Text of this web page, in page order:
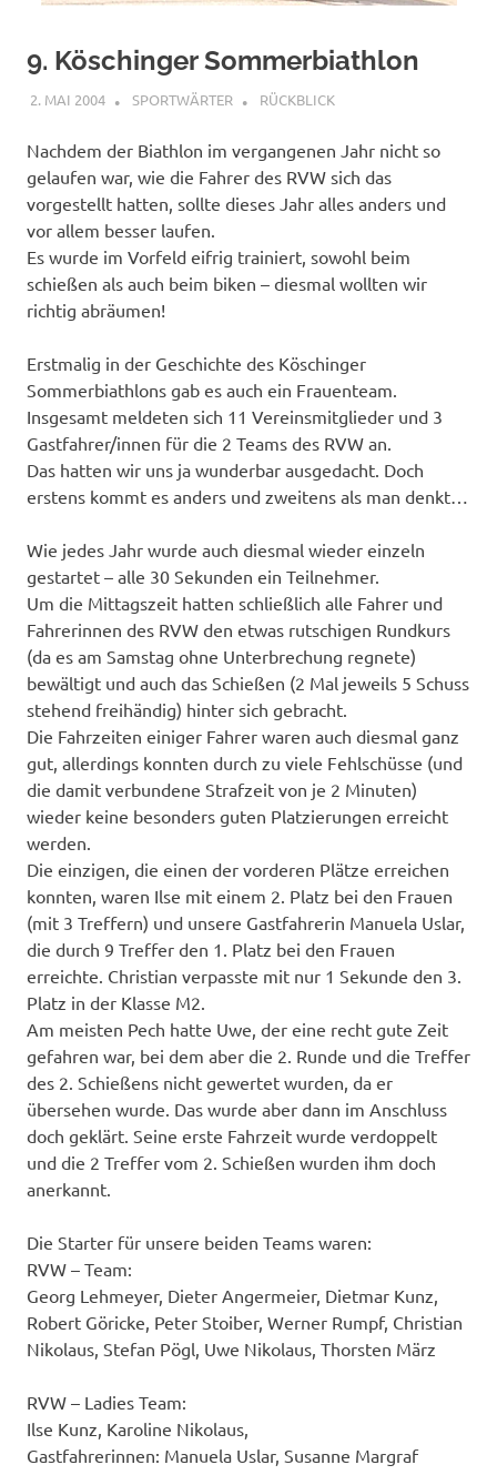
9. Köschinger Sommerbiathlon
2. MAI 2004 SPORTWÄRTER RÜCKBLICK
Nachdem der Biathlon im vergangenen Jahr nicht so
gelaufen war, wie die Fahrer des RVW sich das
vorgestellt hatten, sollte dieses Jahr alles anders und
vor allem besser laufen.
Es wurde im Vorfeld eifrig trainiert, sowohl beim
schießen als auch beim biken – diesmal wollten wir
richtig abräumen!
Erstmalig in der Geschichte des Köschinger
Sommerbiathlons gab es auch ein Frauenteam.
Insgesamt meldeten sich 11 Vereinsmitglieder und 3
Gastfahrer/innen für die 2 Teams des RVW an.
Das hatten wir uns ja wunderbar ausgedacht. Doch
erstens kommt es anders und zweitens als man denkt…
Wie jedes Jahr wurde auch diesmal wieder einzeln
gestartet – alle 30 Sekunden ein Teilnehmer.
Um die Mittagszeit hatten schließlich alle Fahrer und
Fahrerinnen des RVW den etwas rutschigen Rundkurs
(da es am Samstag ohne Unterbrechung regnete)
bewältigt und auch das Schießen (2 Mal jeweils 5 Schuss
stehend freihändig) hinter sich gebracht.
Die Fahrzeiten einiger Fahrer waren auch diesmal ganz
gut, allerdings konnten durch zu viele Fehlschüsse (und
die damit verbundene Strafzeit von je 2 Minuten)
wieder keine besonders guten Platzierungen erreicht
werden.
Die einzigen, die einen der vorderen Plätze erreichen
konnten, waren Ilse mit einem 2. Platz bei den Frauen
(mit 3 Treffern) und unsere Gastfahrerin Manuela Uslar,
die durch 9 Treffer den 1. Platz bei den Frauen
erreichte. Christian verpasste mit nur 1 Sekunde den 3.
Platz in der Klasse M2.
Am meisten Pech hatte Uwe, der eine recht gute Zeit
gefahren war, bei dem aber die 2. Runde und die Treffer
des 2. Schießens nicht gewertet wurden, da er
übersehen wurde. Das wurde aber dann im Anschluss
doch geklärt. Seine erste Fahrzeit wurde verdoppelt
und die 2 Treffer vom 2. Schießen wurden ihm doch
anerkannt.
Die Starter für unsere beiden Teams waren:
RVW – Team:
Georg Lehmeyer, Dieter Angermeier, Dietmar Kunz,
Robert Göricke, Peter Stoiber, Werner Rumpf, Christian
Nikolaus, Stefan Pögl, Uwe Nikolaus, Thorsten März
RVW – Ladies Team:
Ilse Kunz, Karoline Nikolaus,
Gastfahrerinnen: Manuela Uslar, Susanne Margraf